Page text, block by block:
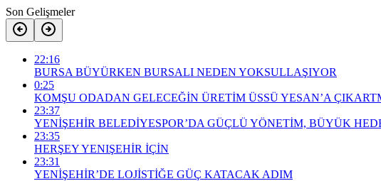
Son Gelişmeler
22:16
BURSA BÜYÜRKEN BURSALI NEDEN YOKSULLAŞIYOR
0:25
KOMŞU ODADAN GELECEĞİN ÜRETİM ÜSSÜ YESAN’A
23:37
YENİŞEHİR BELEDİYESPOR’DA GÜÇLÜ YÖNETİM, BÜYÜK
23:35
HERŞEY YENIŞEHİR İÇİN
23:31
YENİŞEHİR’DE LOJİSTİĞE GÜÇ KATACAK ADIM